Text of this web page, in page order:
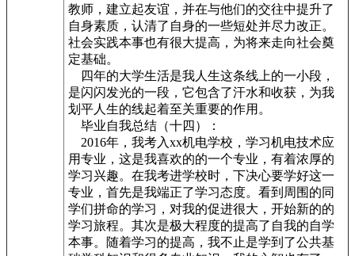
教师，建立起友谊，并在与他们的交往中提升了
自身素质，认清了自身的一些短处并尽力改正。
社会实践本事也有很大提高，为将来走向社会奠
定基础。
四年的大学生活是我人生这条线上的一小段，
是闪闪发光的一段，它包含了汗水和收获，为我
划平人生的线起着至关重要的作用。
毕业自我总结（十四）：
2016年，我考入xx机电学校，学习机电技术应
用专业，这是我喜欢的的一个专业，有着浓厚的
学习兴趣。在我考进学校时，下决心要学好这一
专业，首先是我端正了学习态度。看到周围的同
学们拼命的学习，对我的促进很大，开始新的的
学习旅程。其次是极大程度的提高了自我的自学
本事。随着学习的提高，我不止是学到了公共基